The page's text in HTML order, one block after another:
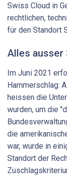
Swiss Cloud in
rechtlichen,
für den Standort
Alles ausser
Im Juni 2021
Hammerschlag:
heissen die
wurden, um die
die
war, wurde in
Standort der